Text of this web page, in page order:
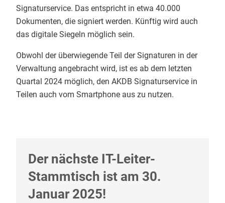
Signaturservice. Das entspricht in etwa 40.000
Dokumenten, die signiert werden. Künftig wird auch
das digitale Siegeln möglich sein.
Obwohl der überwiegende Teil der Signaturen in der
Verwaltung angebracht wird, ist es ab dem letzten
Quartal 2024 möglich, den AKDB Signaturservice in
Teilen auch vom Smartphone aus zu nutzen.
Der nächste IT-Leiter-
Stammtisch ist am 30.
Januar 2025!